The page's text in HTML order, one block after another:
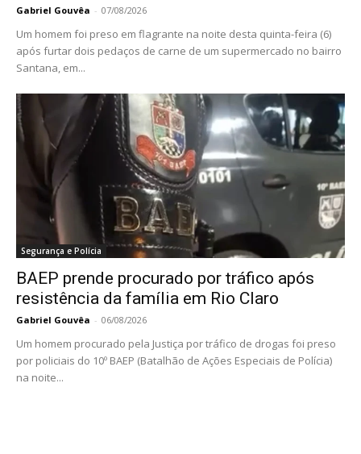
Gabriel Gouvêa - 07/08/2026
Um homem foi preso em flagrante na noite desta quinta-feira (6)
após furtar dois pedaços de carne de um supermercado no bairro
Santana, em...
Segurança e Polícia
BAEP prende procurado por tráfico após
resistência da família em Rio Claro
Gabriel Gouvêa - 06/08/2026
Um homem procurado pela Justiça por tráfico de drogas foi preso
por policiais do 10º BAEP (Batalhão de Ações Especiais de Polícia)
na noite...